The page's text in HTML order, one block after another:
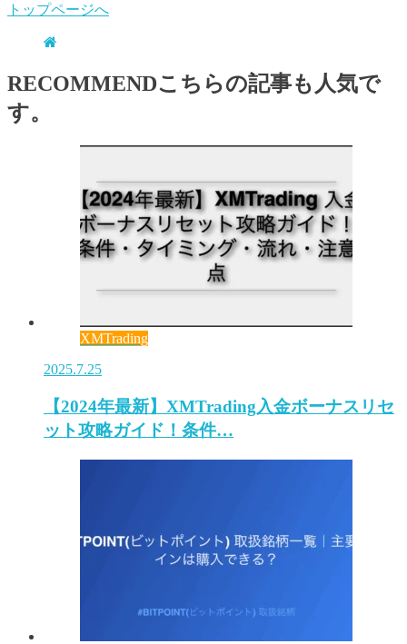
トップページへ
RECOMMENDこちらの記事も人気で
す。
XMTrading
2025.7.25
【2024年最新】XMTrading入金ボーナスリセ
ット攻略ガイド！条件…